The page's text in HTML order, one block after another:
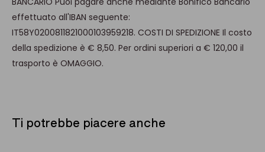
effettuato all'IBAN seguente:
IT58Y0200811821000103959218. COSTI DI SPEDIZIONE Il costo
della spedizione è € 8,50. Per ordini superiori a € 120,00 il
trasporto è OMAGGIO.
Ti potrebbe piacere anche